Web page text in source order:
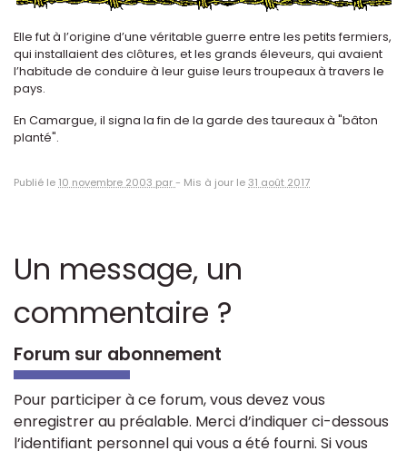
Elle fut à l’origine d’une véritable guerre entre les petits fermiers,
qui installaient des clôtures, et les grands éleveurs, qui avaient
l’habitude de conduire à leur guise leurs troupeaux à travers le
pays.
En Camargue, il signa la fin de la garde des taureaux à "bâton
planté".
Publié le 10 novembre 2003 par- Mis à jour le 31 août 2017
Un message, un
commentaire ?
Forum sur abonnement
Pour participer à ce forum, vous devez vous
enregistrer au préalable. Merci d’indiquer ci-dessous
l’identifiant personnel qui vous a été fourni. Si vous